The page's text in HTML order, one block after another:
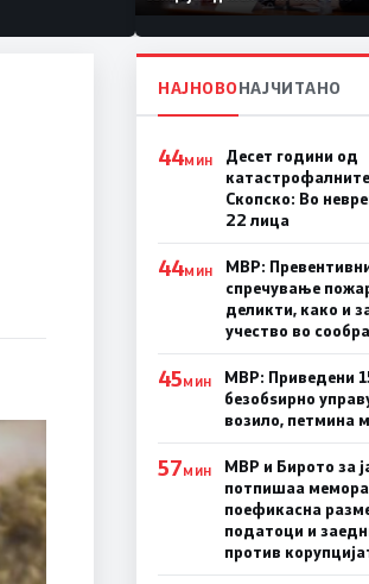
Коридор 8, Македонија
станува раскрсница на
Балканот
НАЈНОВОНАЈЧИТАНО
44МИН
Десет години од
Скопско: Во
22 лица
44МИН
МВР:
спречување
деликти, како и
учество во
45МИН
МВР: Приведени
безобѕирно
возило, петмина
57МИН
МВР и Бирото за
потпишаа
поефикасна
податоци и
против